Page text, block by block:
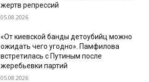
жертв репрессий
05.08.2026
«От киевской банды детоубийц можно
ожидать чего угодно». Памфилова
встретилась с Путиным после
жеребьевки партий
05.08.2026